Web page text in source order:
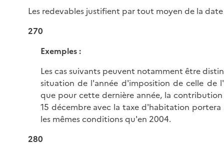
Les redevables justifient par tout moyen de la
270
Exemples :
Les cas suivants peuvent notamment être
situation de l'année d'imposition de celle de
que pour cette dernière année, la
15 décembre avec la taxe d'habitation
les mêmes conditions qu'en 2004.
280